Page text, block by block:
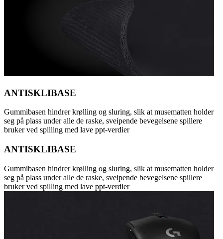
ANTISKLIBASE
Gummibasen hindrer krølling og sluring, slik at musematten holder
seg på plass under alle de raske, sveipende bevegelsene spillere
bruker ved spilling med lave ppt-verdier
ANTISKLIBASE
Gummibasen hindrer krølling og sluring, slik at musematten holder
seg på plass under alle de raske, sveipende bevegelsene spillere
bruker ved spilling med lave ppt-verdier